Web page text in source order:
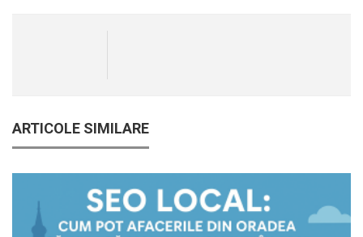
ARTICOLE SIMILARE